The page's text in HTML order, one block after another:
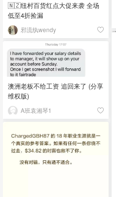
🇳🇿纽村百货红点大促来袭 全场
低至4折捡漏
邪流纨wendy
澳洲老板不给工资 追回来了 (分享
维权版)
A班袁湘琴1